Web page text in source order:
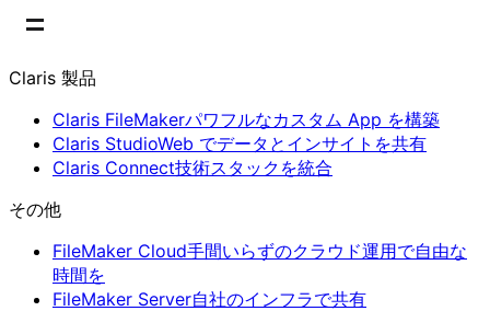
Claris 製品
Claris FileMakerパワフルなカスタム App を構築
Claris StudioWeb でデータとインサイトを共有
Claris Connect技術スタックを統合
その他
FileMaker Cloud手間いらずのクラウド運用で自由な
時間を
FileMaker Server自社のインフラで共有